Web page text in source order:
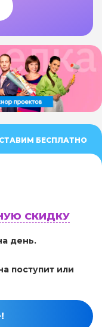
БЕСПЛАТНО
СКИДКУ
день.
поступит или